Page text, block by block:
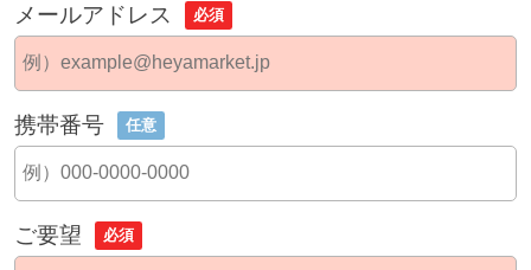
メールアドレス 必須
携帯番号 任意
ご要望 必須